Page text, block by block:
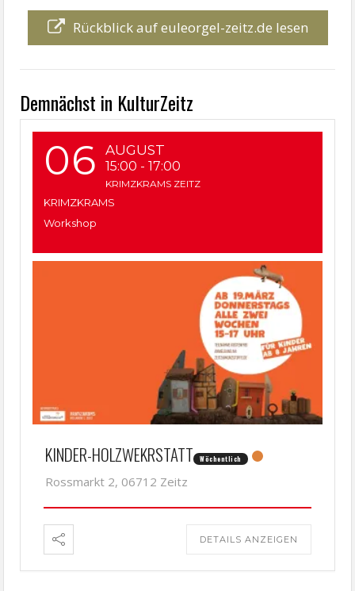
Rückblick auf euleorgel-zeitz.de lesen
Demnächst in KulturZeitz
06 AUGUST
15:00 -17:00
KRIMZKRAMS ZEITZ
KRIMZKRAMS
Workshop
KINDER-HOLZWEKRSTATT Wöchentlich
Rossmarkt 2, 06712 Zeitz
DETAILS ANZEIGEN